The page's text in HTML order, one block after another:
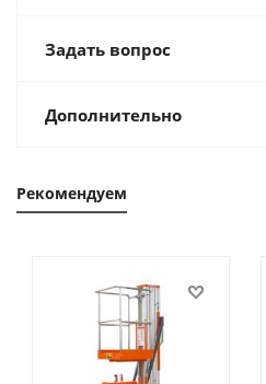
Задать вопрос
Дополнительно
Рекомендуем